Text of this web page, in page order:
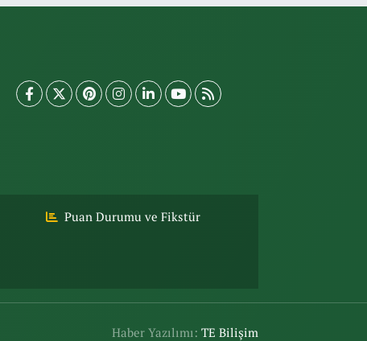
Puan Durumu ve Fikstür
Haber Yazılımı:TE Bilişim